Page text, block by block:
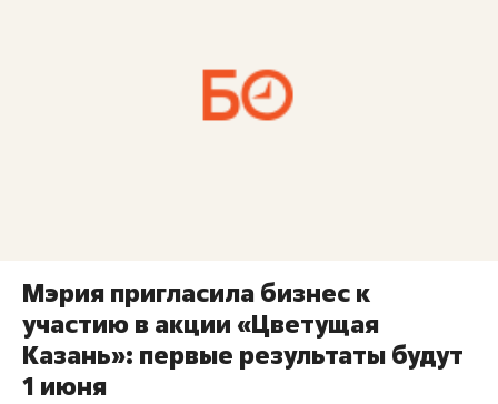
Мэрия пригласила бизнес к
участию в акции «Цветущая
Казань»: первые результаты будут
1 июня